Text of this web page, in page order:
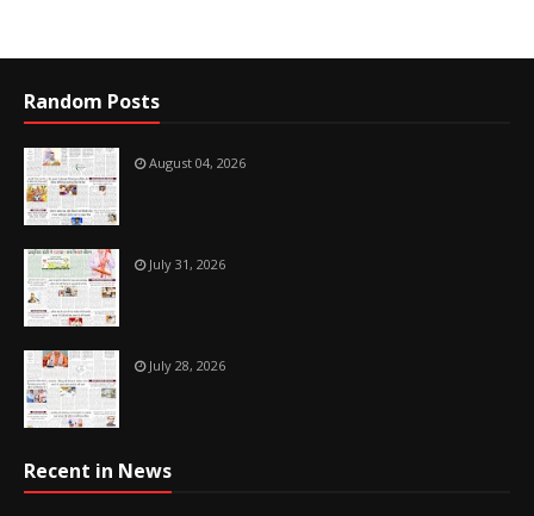
Random Posts
August 04, 2026
July 31, 2026
July 28, 2026
Recent in News